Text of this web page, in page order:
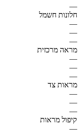
—
חלונות חשמל
—
—
—
מראה מרכזית
—
—
—
מראות צד
—
—
—
קיפול מראות
—